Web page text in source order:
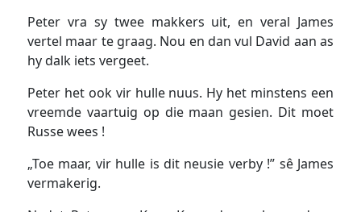
Peter vra sy twee makkers uit, en veral James
vertel maar te graag. Nou en dan vul David aan as
hy dalk iets vergeet.
Peter het ook vir hulle nuus. Hy het minstens een
vreemde vaartuig op die maan gesien. Dit moet
Russe wees !
„Toe maar, vir hulle is dit neusie verby !” sê James
vermakerig.